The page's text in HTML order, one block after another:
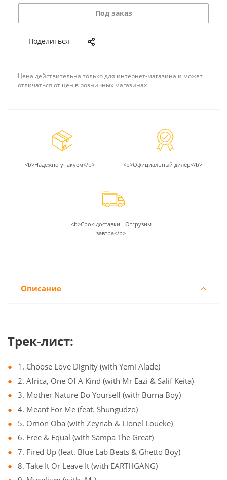
Под заказ
Поделиться
Цена действительна только для интернет-магазина и может
отличаться от цен в розничных магазинах
<b>Надежно упакуем</b> <b>Официальный дилер</b>
<b>Срок доставки - Отгрузим
завтра</b>
Описание
Трек-лист:
1. Choose Love Dignity (with Yemi Alade)
2. Africa, One Of A Kind (with Mr Eazi & Salif Keita)
3. Mother Nature Do Yourself (with Burna Boy)
4. Meant For Me (feat. Shungudzo)
5. Omon Oba (with Zeynab & Lionel Loueke)
6. Free & Equal (with Sampa The Great)
7. Fired Up (feat. Blue Lab Beats & Ghetto Boy)
8. Take It Or Leave It (with EARTHGANG)